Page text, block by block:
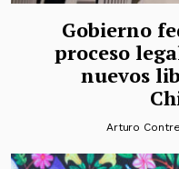
Gobierno
proceso
nuevos
Arturo